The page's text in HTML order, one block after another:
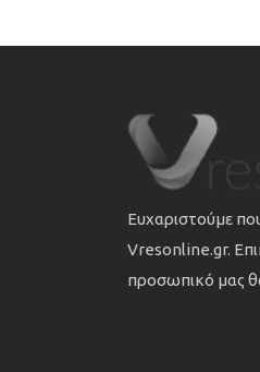
Ευχαριστούμε
Vresonline.gr.
προσωπικό μας